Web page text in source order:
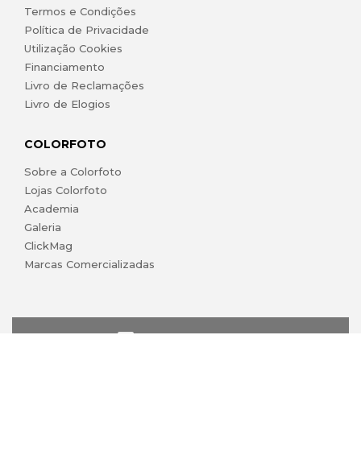
Termos e Condições
Política de Privacidade
Utilização Cookies
Financiamento
Livro de Reclamações
Livro de Elogios
COLORFOTO
Sobre a Colorfoto
Lojas Colorfoto
Academia
Galeria
ClickMag
Marcas Comercializadas
lojaonline@colorfoto.pt